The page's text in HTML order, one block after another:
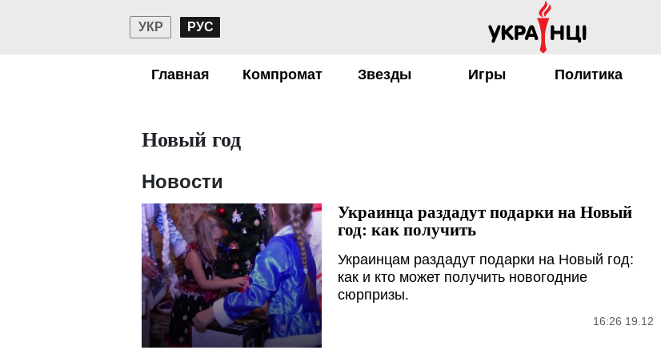
УКР РУС
Главная Компромат Звезды Игры Политика
Новый год
Новости
Украинца раздадут подарки на Новый
год: как получить
Украинцам раздадут подарки на Новый год:
как и кто может получить новогодние
сюрпризы.
16:26 19.12